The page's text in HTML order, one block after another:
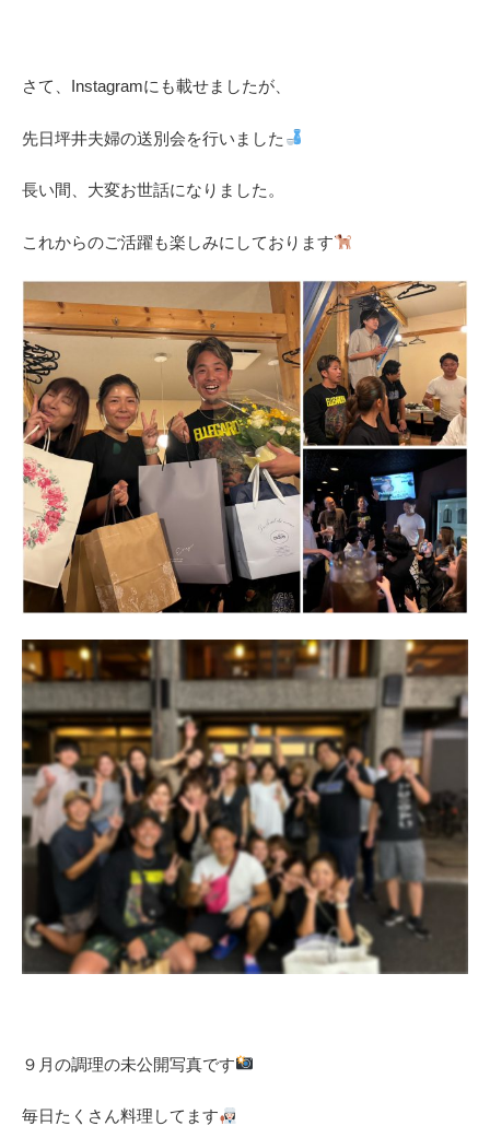
さて、Instagramにも載せましたが、
先日坪井夫婦の送別会を行いました
長い間、大変お世話になりました。
これからのご活躍も楽しみにしております
９月の調理の未公開写真です
毎日たくさん料理してます